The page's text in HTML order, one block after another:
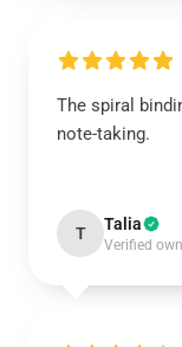
The spiral
note-taking.
T Talia
Verified